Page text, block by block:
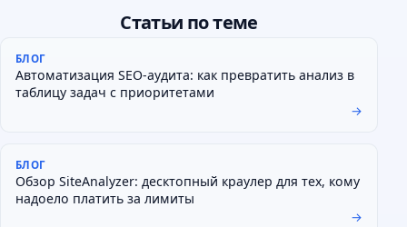
Статьи по теме
БЛОГ
Автоматизация SEO-аудита: как превратить анализ в
таблицу задач с приоритетами
→
БЛОГ
Обзор SiteAnalyzer: десктопный краулер для тех, кому
надоело платить за лимиты
→